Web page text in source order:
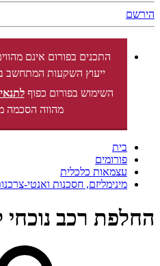
הירשם
התכנים בפורום אינם
ייעוץ השקעות המתחשב
השימוש בפורום כפוף
מהווה הסכמה
בית
פורומים
עצמאות כלכלית
מינימליזם, חסכנות ואנטי-
החלפת רכב